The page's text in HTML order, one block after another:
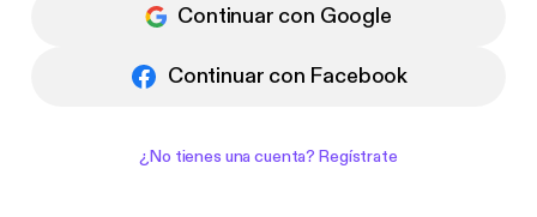
Continuar con Google
Continuar con Facebook
¿No tienes una cuenta? Regístrate